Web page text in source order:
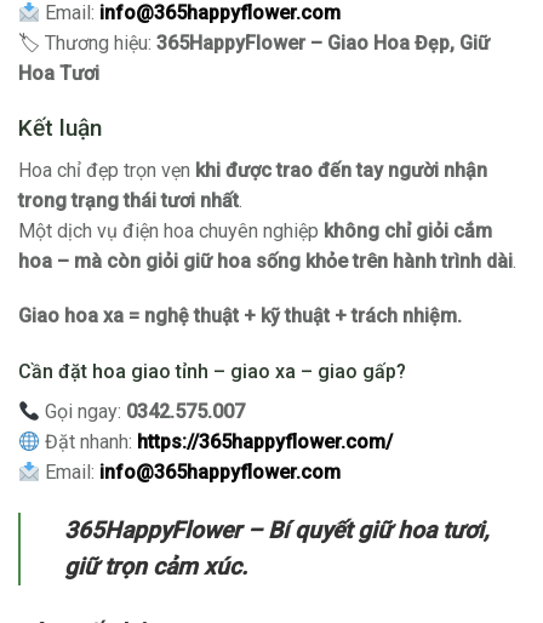
Email: info@365happyflower.com
🏷 Thương hiệu: 365HappyFlower – Giao Hoa Đẹp, Giữ
Hoa Tươi
Kết luận
Hoa chỉ đẹp trọn vẹn khi được trao đến tay người nhận
trong trạng thái tươi nhất
Một dịch vụ điện hoa chuyên nghiệp không chỉ giỏi cắm
hoa – mà còn giỏi giữ hoa sống khỏe trên hành trình dài
Giao hoa xa = nghệ thuật + kỹ thuật + trách nhiệm.
Cần đặt hoa giao tỉnh – giao xa – giao gấp?
Gọi ngay: 0342.575.007
Đặt nhanh: https://365happyflower.com/
Email: info@365happyflower.com
365HappyFlower – Bí quyết giữ hoa tươi,
giữ trọn cảm xúc.